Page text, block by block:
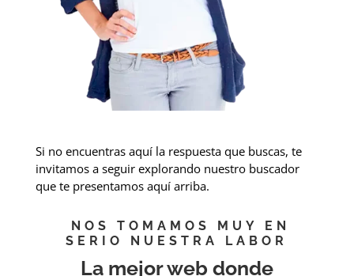
Si no encuentras aquí la respuesta que buscas, te
invitamos a seguir explorando nuestro buscador
que te presentamos aquí arriba.
NOS TOMAMOS MUY EN
SERIO NUESTRA LABOR
La mejor web donde